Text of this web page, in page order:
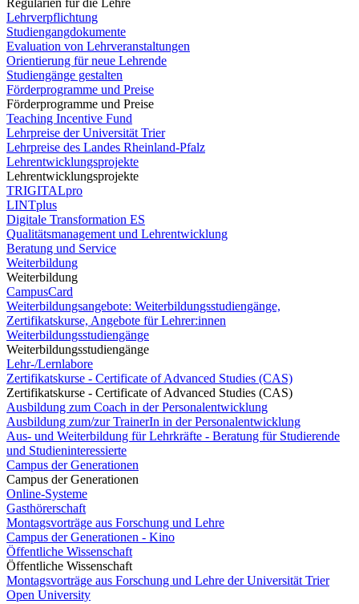
Regularien für die Lehre
Lehrverpflichtung
Studiengangdokumente
Evaluation von Lehrveranstaltungen
Orientierung für neue Lehrende
Studiengänge gestalten
Förderprogramme und Preise
Förderprogramme und Preise
Teaching Incentive Fund
Lehrpreise der Universität Trier
Lehrpreise des Landes Rheinland-Pfalz
Lehrentwicklungsprojekte
Lehrentwicklungsprojekte
TRIGITALpro
LINTplus
Digitale Transformation ES
Qualitätsmanagement und Lehrentwicklung
Beratung und Service
Weiterbildung
Weiterbildung
CampusCard
Weiterbildungsangebote: Weiterbildungsstudiengänge,
Zertifikatskurse, Angebote für Lehrer:innen
Weiterbildungsstudiengänge
Weiterbildungsstudiengänge
Lehr-/Lernlabore
Zertifikatskurse - Certificate of Advanced Studies (CAS)
Zertifikatskurse - Certificate of Advanced Studies (CAS)
Ausbildung zum Coach in der Personalentwicklung
Ausbildung zum/zur TrainerIn in der Personalentwicklung
Aus- und Weiterbildung für Lehrkräfte - Beratung für Studierende
und Studieninteressierte
Campus der Generationen
Campus der Generationen
Online-Systeme
Gasthörerschaft
Montagsvorträge aus Forschung und Lehre
Campus der Generationen - Kino
Öffentliche Wissenschaft
Öffentliche Wissenschaft
Montagsvorträge aus Forschung und Lehre der Universität Trier
Open University